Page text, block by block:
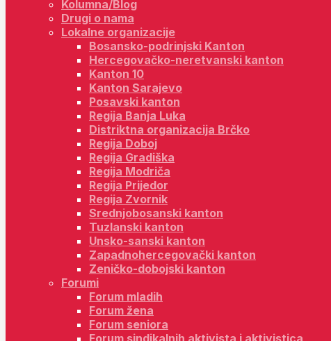
Kolumna/Blog
Drugi o nama
Lokalne organizacije
Bosansko-podrinjski Kanton
Hercegovačko-neretvanski kanton
Kanton 10
Kanton Sarajevo
Posavski kanton
Regija Banja Luka
Distriktna organizacija Brčko
Regija Doboj
Regija Gradiška
Regija Modriča
Regija Prijedor
Regija Zvornik
Srednjobosanski kanton
Tuzlanski kanton
Unsko-sanski kanton
Zapadnohercegovački kanton
Zeničko-dobojski kanton
Forumi
Forum mladih
Forum žena
Forum seniora
Forum sindikalnih aktivista i aktivistica